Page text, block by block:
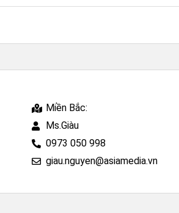
Miền Bắc:
Ms.Giàu
0973 050 998
giau.nguyen@asiamedia.vn